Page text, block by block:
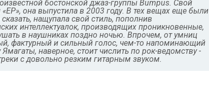
бостонской джаз-группы Bumpus. Свой
она выпустила в 2003 году. В тех вещах еще были
нащупала свой стиль, пополнив
интеллектуалок, производящих проникновенные,
в наушниках поздно ночью. Впрочем, от умниц
фактурный и сильный голос, чем-то напоминающий
наверное, стоит числить по рок-ведомству -
с довольно резким гитарным звуком.